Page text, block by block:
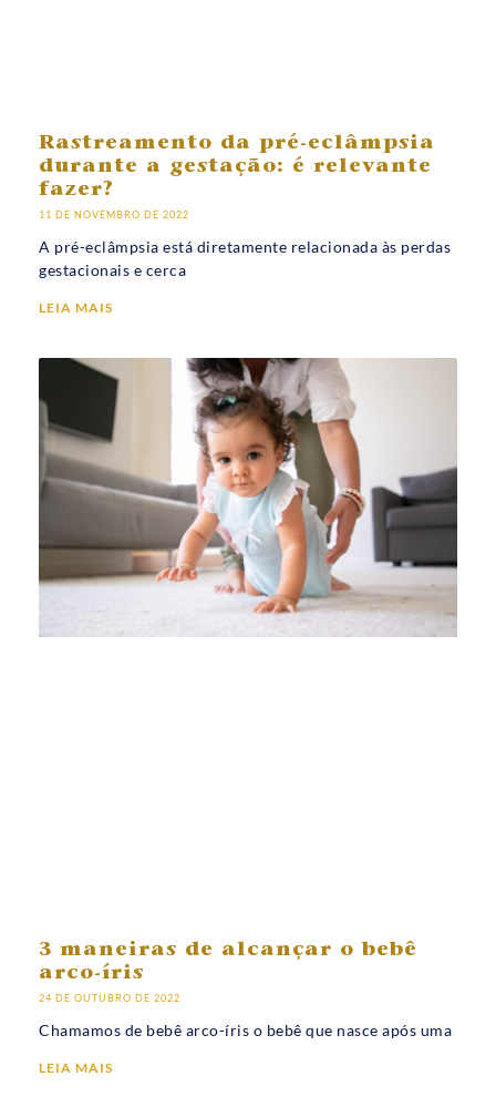
Rastreamento da pré-eclâmpsia
durante a gestação: é relevante
fazer?
11 DE NOVEMBRO DE 2022
A pré-eclâmpsia está diretamente relacionada às perdas
gestacionais e cerca
LEIA MAIS
3 maneiras de alcançar o bebê
arco-íris
24 DE OUTUBRO DE 2022
Chamamos de bebê arco-íris o bebê que nasce após uma
LEIA MAIS